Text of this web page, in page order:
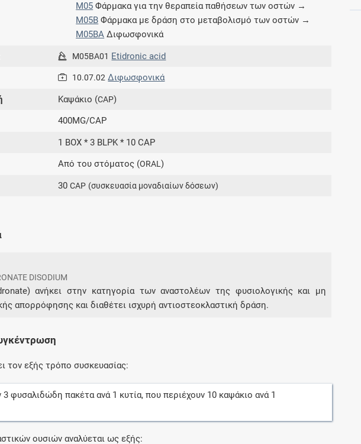
Ενδείξεις και αγωγές
Βρείτε θεραπευτικές ενδείξεις και αγωγές για
νόσους, συμπτώματα και ιατρικές πράξεις
Μοιραζόμαστε μαζί σας γεγονότα της
M05 Φάρμακα για την θεραπεία παθήσεων των οστών →
M05B Φάρμακα με δράση στο μεταβολισμό των οστών →
M05BA Διφωσφονικά
M05BA01 Etidronic acid
10.07.02 Διφωσφονικά
Καψάκιο (CAP)
400MG/CAP
1 BOX * 3 BLPK * 10 CAP
Από του στόματος (ORAL)
30CAP (συσκευασία μοναδιαίων δόσεων)
DISODIUM
ανήκει στην κατηγορία των αναστολέων της φυσιολογικής και μη
απορρόφησης και διαθέτει ισχυρή αντιοστεοκλαστική δράση.
τον εξής τρόπο συσκευασίας:
3 φυσαλιδώδη πακέταανά 1 κυτία, που περιέχουν 10 καψάκιο ανά 1
ουσιών αναλύεται ως εξής: